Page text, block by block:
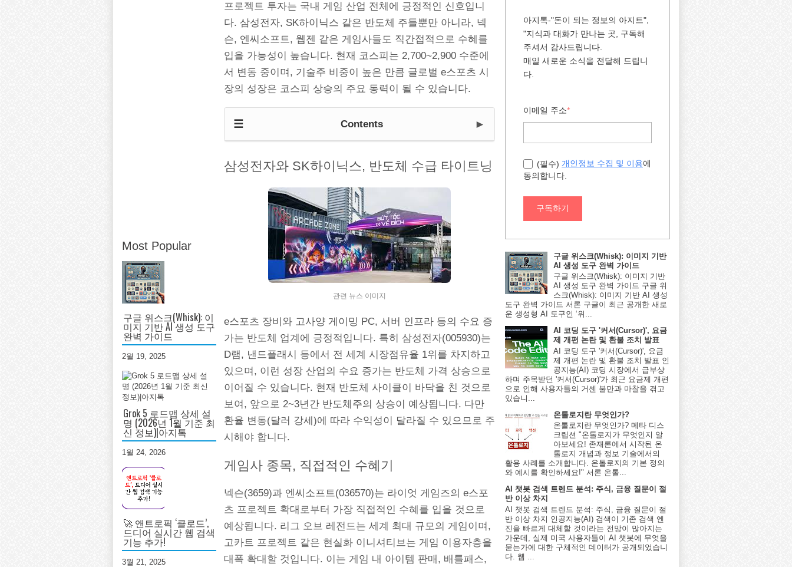
Most Popular
구글 위스크(Whisk): 이
미지 기반 AI 생성 도구
완벽 가이드
2월 19, 2025
Grok 5 로드맵 상세 설
명 (2026년 1월 기준 최
신 정보)|아지톡
1월 24, 2026
🚀 앤트로픽 ‘클로드’,
드디어 실시간 웹 검색
기능 추가!
3월 21, 2025
프로젝트 투자는 국내 게임 산업 전체에 긍정적인 신호입니
다. 삼성전자, SK하이닉스 같은 반도체 주들뿐만 아니라, 넥
슨, 엔씨소프트, 웹젠 같은 게임사들도 직간접적으로 수혜를
입을 가능성이 높습니다. 현재 코스피는 2,700~2,900 수준에
서 변동 중이며, 기술주 비중이 높은 만큼 글로벌 e스포츠 시
장의 성장은 코스피 상승의 주요 동력이 될 수 있습니다.
☰ Contents ►
삼성전자와 SK하이닉스, 반도체 수급 타이트닝
관련 뉴스 이미지
e스포츠 장비와 고사양 게이밍 PC, 서버 인프라 등의 수요 증
가는 반도체 업계에 긍정적입니다. 특히 삼성전자(005930)는
D램, 낸드플래시 등에서 전 세계 시장점유율 1위를 차지하고
있으며, 이런 성장 산업의 수요 증가는 반도체 가격 상승으로
이어질 수 있습니다. 현재 반도체 사이클이 바닥을 친 것으로
보여, 앞으로 2~3년간 반도체주의 상승이 예상됩니다. 다만
환율 변동(달러 강세)에 따라 수익성이 달라질 수 있으므로 주
시해야 합니다.
게임사 종목, 직접적인 수혜기
넥슨(3659)과 엔씨소프트(036570)는 라이엇 게임즈의 e스포
츠 프로젝트 확대로부터 가장 직접적인 수혜를 입을 것으로
예상됩니다. 리그 오브 레전드는 세계 최대 규모의 게임이며,
고카트 프로젝트 같은 현실화 이니셔티브는 게임 이용자층을
대폭 확대할 것입니다. 이는 게임 내 아이템 판매, 배틀패스,
아지톡-"돈이 되는 정보의 아지트",
"지식과 대화가 만나는 곳, 구독해
주셔서 감사드립니다.
매일 새로운 소식을 전달해 드립니
다.
이메일 주소*
(필수) 개인정보 수집 및 이용에
동의합니다.
구독하기
구글 위스크(Whisk): 이미지 기반
AI 생성 도구 완벽 가이드
구글 위스크(Whisk): 이미지 기반
AI 생성 도구 완벽 가이드 구글 위
스크(Whisk): 이미지 기반 AI 생성
도구 완벽 가이드 서론 구글이 최근 공개한 새로
운 생성형 AI 도구인 ‘위...
AI 코딩 도구 '커서(Cursor)', 요금
제 개편 논란 및 환불 조치 발표
AI 코딩 도구 '커서(Cursor)', 요금
제 개편 논란 및 환불 조치 발표 인
공지능(AI) 코딩 시장에서 급부상
하며 주목받던 '커서(Cursor)'가 최근 요금제 개편
으로 인해 사용자들의 거센 불만과 마찰을 겪고
있습니...
온톨로지란 무엇인가?
온톨로지란 무엇인가? 메타 디스
크립션 "온톨로지가 무엇인지 알
아보세요! 존재론에서 시작된 온
톨로지 개념과 정보 기술에서의
활용 사례를 소개합니다. 온톨로지의 기본 정의
와 예시를 확인하세요!" 서론 온톨...
AI 챗봇 검색 트렌드 분석: 주식, 금융 질문이 절
반 이상 차지
AI 챗봇 검색 트렌드 분석: 주식, 금융 질문이 절
반 이상 차지 인공지능(AI) 검색이 기존 검색 엔
진을 빠르게 대체할 것이라는 전망이 많아지는
가운데, 실제 미국 사용자들이 AI 챗봇에 무엇을
묻는가에 대한 구체적인 데이터가 공개되었습니
다. 웹 ...